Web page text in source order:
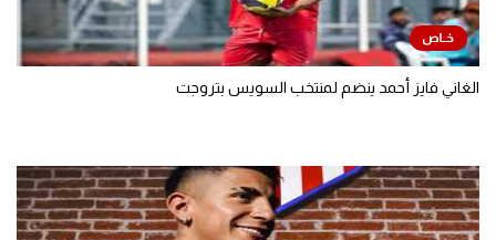
الغاني فايز أحمد ينضم لمنتخب السويس بتروجت